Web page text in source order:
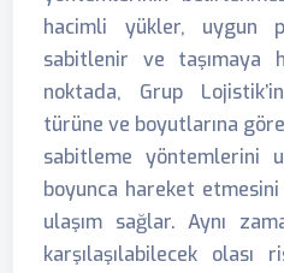
hacimli yükler, uygun
sabitlenir ve taşımaya
noktada, Grup
türüne ve boyutlarına
sabitleme yöntemlerini
boyunca hareket
ulaşım sağlar. Aynı
karşılaşılabilecek